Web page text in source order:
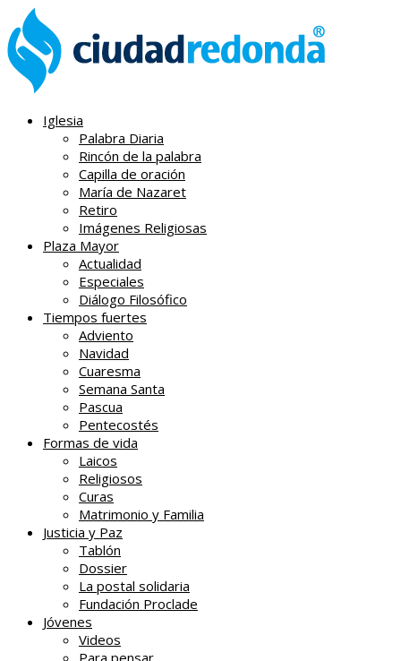
Iglesia
Palabra Diaria
Rincón de la palabra
Capilla de oración
María de Nazaret
Retiro
Imágenes Religiosas
Plaza Mayor
Actualidad
Especiales
Diálogo Filosófico
Tiempos fuertes
Adviento
Navidad
Cuaresma
Semana Santa
Pascua
Pentecostés
Formas de vida
Laicos
Religiosos
Curas
Matrimonio y Familia
Justicia y Paz
Tablón
Dossier
La postal solidaria
Fundación Proclade
Jóvenes
Videos
Para pensar